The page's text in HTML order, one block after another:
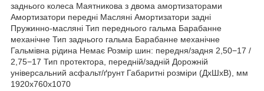
заднього колеса Маятникова з двома амортизаторами
Амортизатори передні Масляні Амортизатори задні
Пружинно-масляні Тип переднього гальма Барабанне
механічне Тип заднього гальма Барабанне механічне
Гальмівна рідина Немає Розмір шин: передня/задня 2,50−17 /
2,75−17 Тип протектора, передній/задній Дорожній
універсальний асфальт/ґрунт Габаритні розміри (ДхШхВ), мм
1920х760х1070